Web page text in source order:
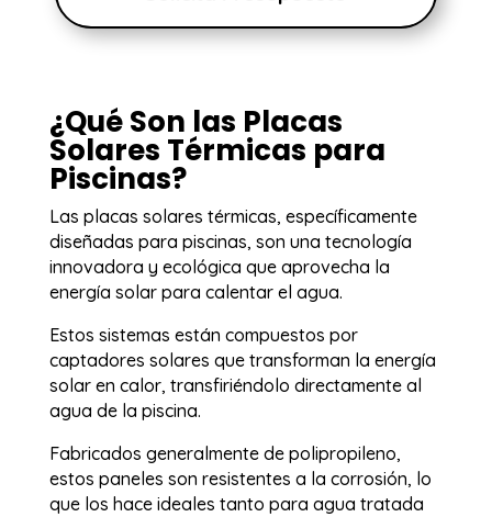
¿Qué Son las Placas
Solares Térmicas para
Piscinas?
Las placas solares térmicas, específicamente
diseñadas para piscinas, son una tecnología
innovadora y ecológica que aprovecha la
energía solar para calentar el agua.
Estos sistemas están compuestos por
captadores solares que transforman la energía
solar en calor, transfiriéndolo directamente al
agua de la piscina.
Fabricados generalmente de polipropileno,
estos paneles son resistentes a la corrosión, lo
que los hace ideales tanto para agua tratada